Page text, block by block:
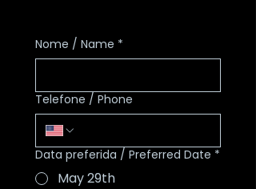
você participar.
sejam recebidos com atenção.
Choose the date that works
best for you to attend.
Nome / Name *
Telefone / Phone
Data preferida / Preferred Date *
May 29th